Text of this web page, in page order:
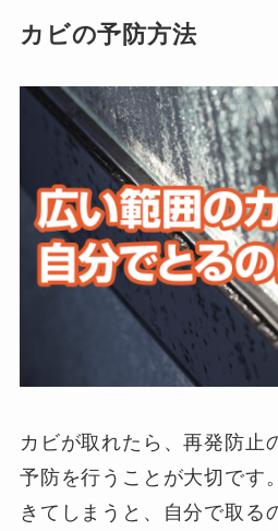
カビの予防方法
カビが取れたら、再発防止
予防を行うことが大切です
きてしまうと、自分で取る